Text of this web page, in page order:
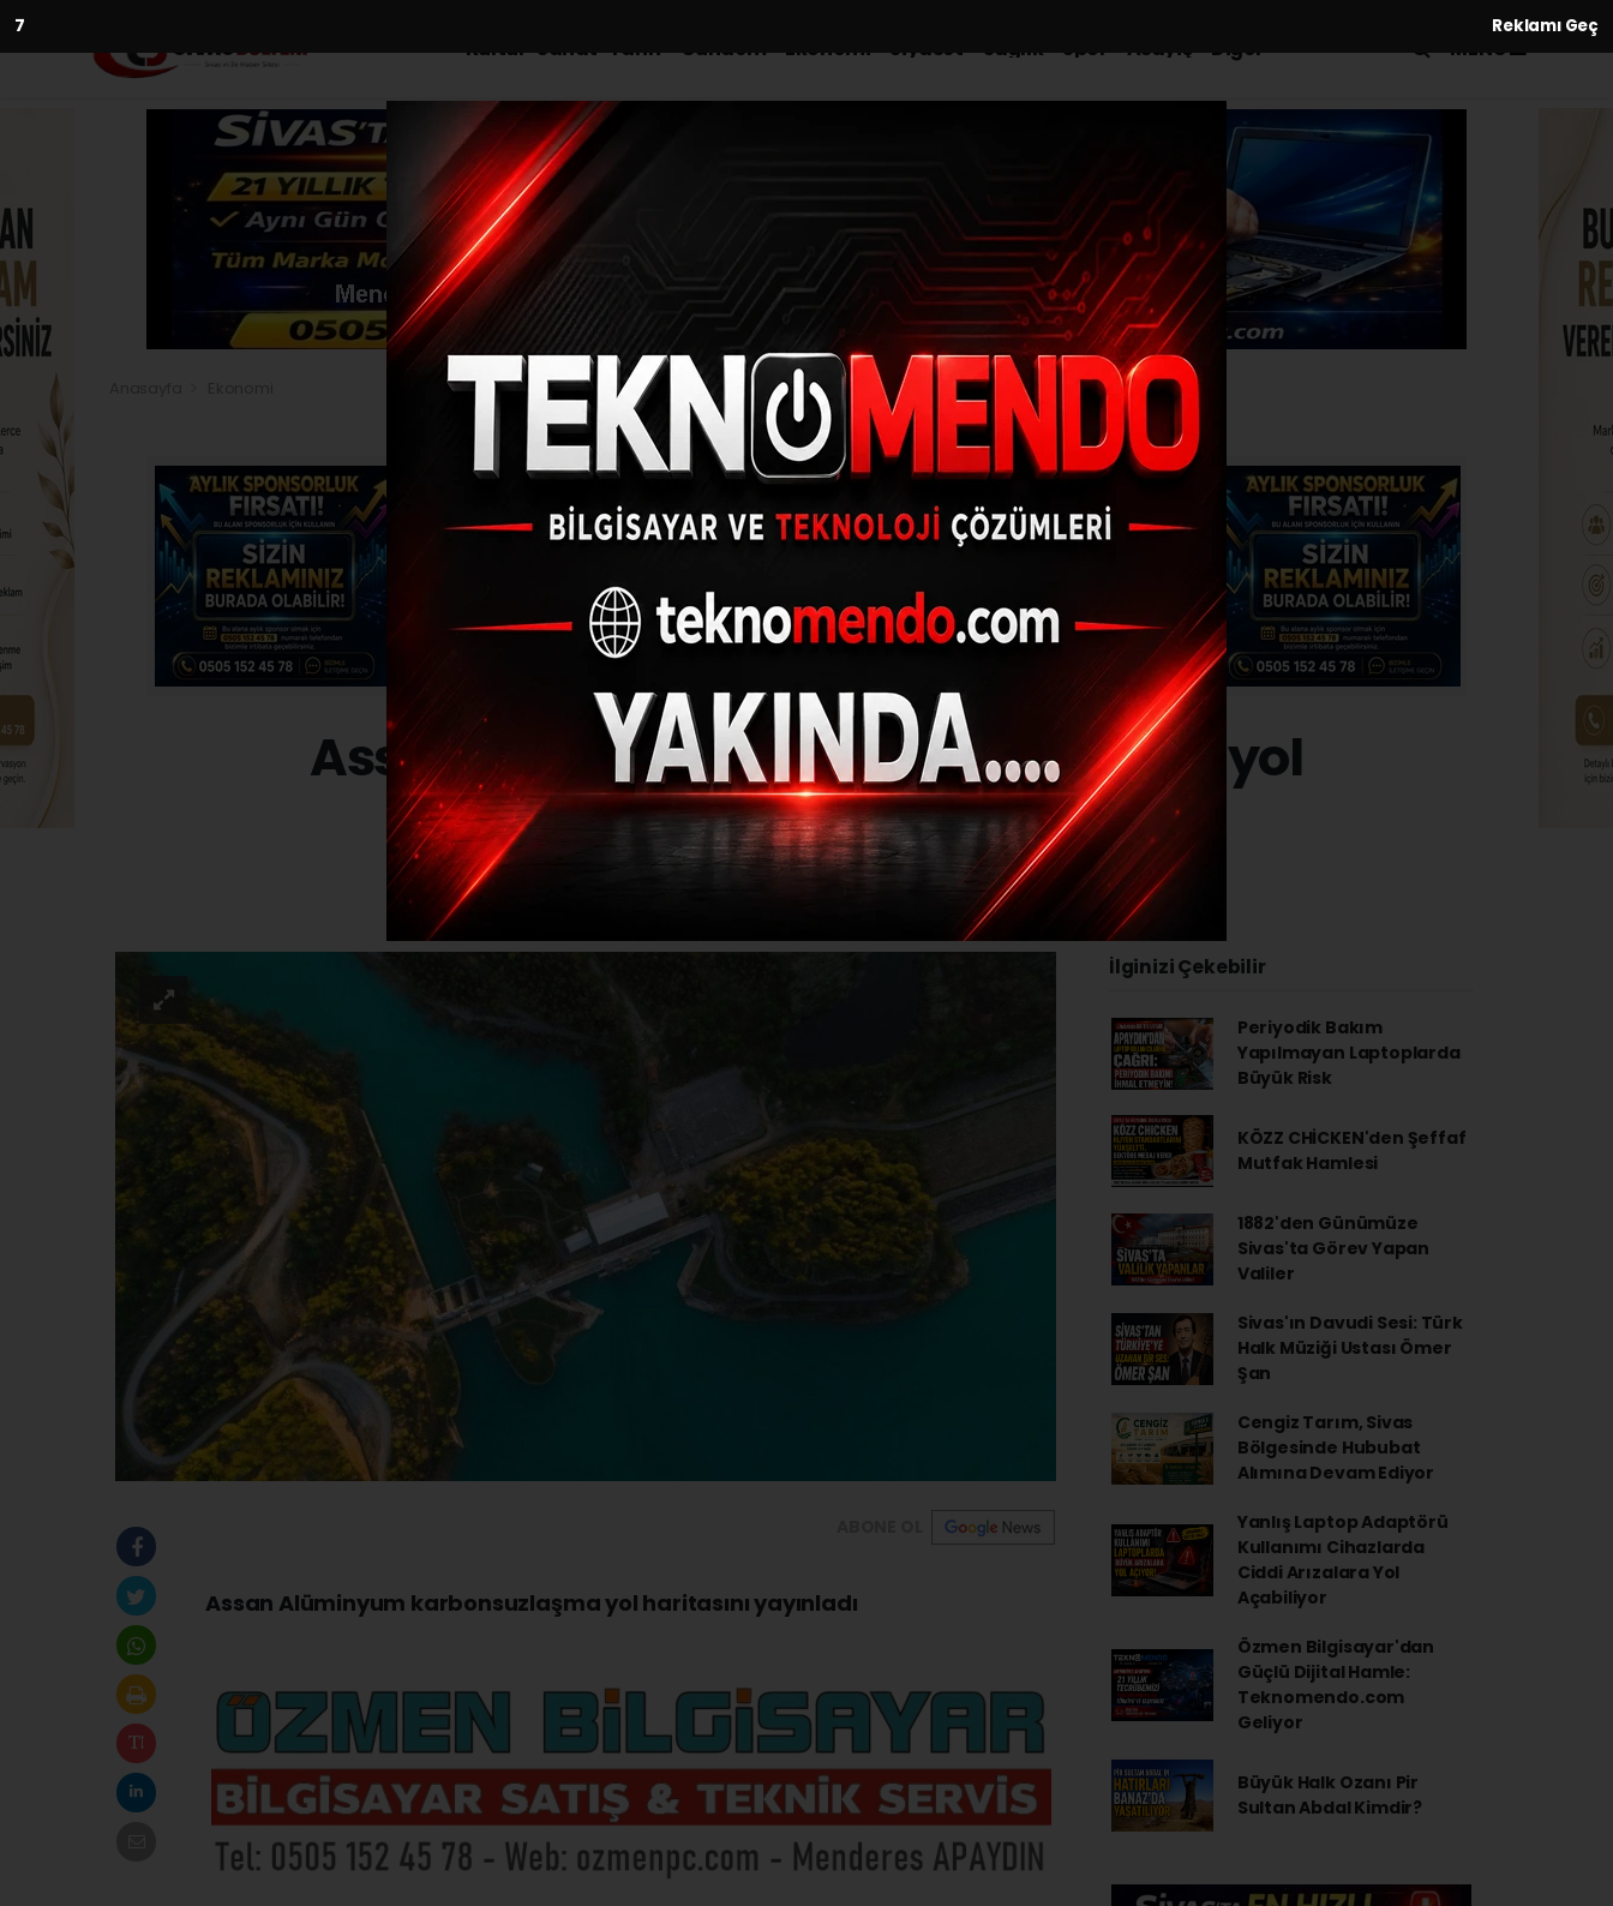
5 Reklamı Geç
Kültür-Sanat-Tarih Gündem Ekonomi Siyaset Sağlık Spor Asayiş Diğer MENÜ
Assan Alüminyum karbonsuzlaşma yol
haritasını yayınladı
(İHA) - İhlas Haber Ajansı | 30.09.2024 - 11:06, Güncelleme: 30.09.2024 - 10:36
Assan Alüminyum karbonsuzlaşma yol haritasını yayınladı
İlginizi Çekebilir
Periyodik Bakım
Yapılmayan Laptoplarda
Büyük Risk
KÖZZ CHİCKEN'den Şeffaf
Mutfak Hamlesi
1882'den Günümüze
Sivas'ta Görev Yapan
Valiler
Sivas'ın Davudi Sesi: Türk
Halk Müziği Ustası Ömer
Şan
Cengiz Tarım, Sivas
Bölgesinde Hububat
Alımına Devam Ediyor
Yanlış Laptop Adaptörü
Kullanımı Cihazlarda
Ciddi Arızalara Yol
Açabiliyor
Özmen Bilgisayar'dan
Güçlü Dijital Hamle:
Teknomendo.com
Geliyor
Büyük Halk Ozanı Pir
Sultan Abdal Kimdir?